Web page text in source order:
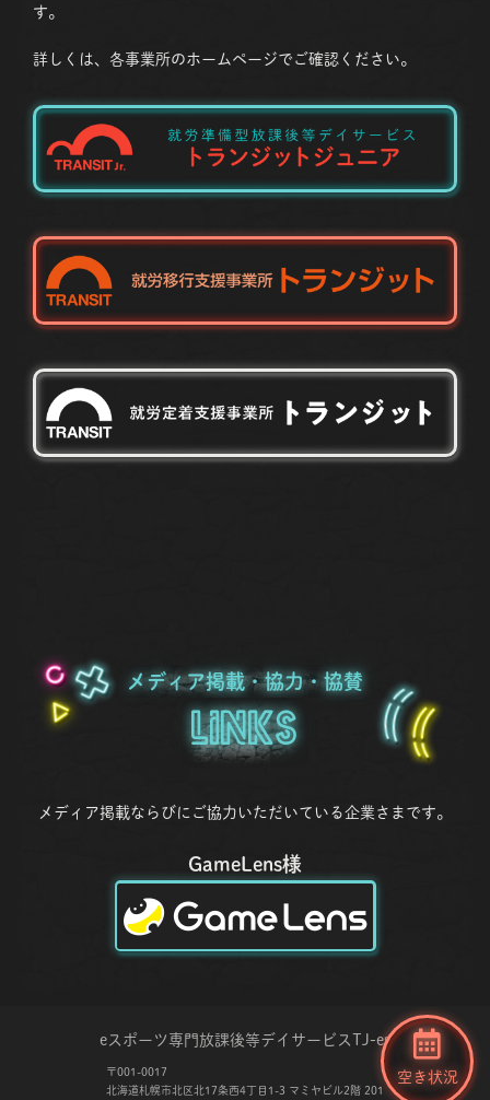
す。
詳しくは、各事業所のホームページでご確認ください。
メディア掲載・協力・協賛
Links
メディア掲載ならびにご協力いただいている企業さまです。
GameLens様
eスポーツ専門放課後等デイサービス TJ-es
〒001-0017
北海道札幌市北区北17条西4丁目1-3 マミヤビル2階 201
空き状況